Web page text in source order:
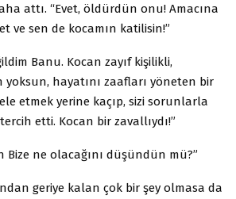
attı. “Evet, öldürdün onu! Amacına
ve sen de kocamın kati­lisin!”
Banu. Kocan zayıf kişilikli,
hayatını zaafları yöneten bir
etmek yerine kaçıp, sizi sorun­larla
etti. Kocan bir zavallıydı!”
Bize ne olacağını düşündün mü?”
geriye kalan çok bir şey ol­masa da